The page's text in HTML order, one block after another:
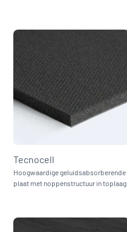
Tecnocell
Hoogwaardige geluidsabsorberende
plaat met noppenstructuur in toplaag.